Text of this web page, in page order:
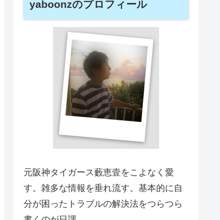
yaboonzのプロフィール
元阪神タイガース藪恵壹をこよなく愛
す。雑多な情報を垂れ流す。基本的に自
分が困ったトラブルの解決法をつらつら